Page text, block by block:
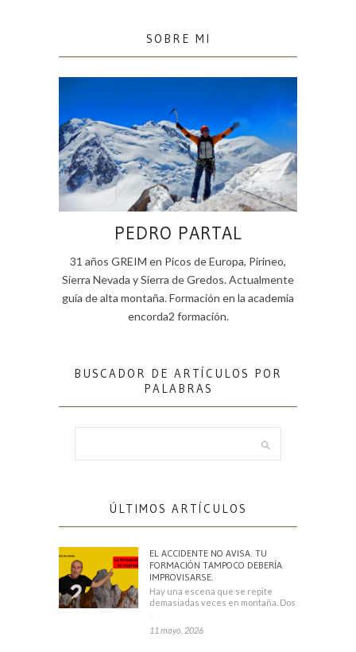
SOBRE MI
PEDRO PARTAL
31 años GREIM en Picos de Europa, Pirineo,
Sierra Nevada y Sierra de Gredos. Actualmente
guía de alta montaña. Formación en la academia
encorda2 formación.
BUSCADOR DE ARTÍCULOS POR
PALABRAS
ÚLTIMOS ARTÍCULOS
EL ACCIDENTE NO AVISA. TU
FORMACIÓN TAMPOCO DEBERÍA
IMPROVISARSE.
Hay una escena que se repite
demasiadas veces en montaña. Dos
11 mayo, 2026